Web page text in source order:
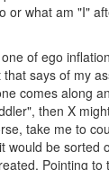
or what am "I"
of ego
says of my
comes along
then X
take me to
would be sorted
Pointing to